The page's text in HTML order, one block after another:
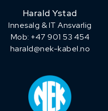
Harald Ystad
Innesalg & IT Ansvarlig
Mob: +47 901 53 454
harald@nek-kabel.no